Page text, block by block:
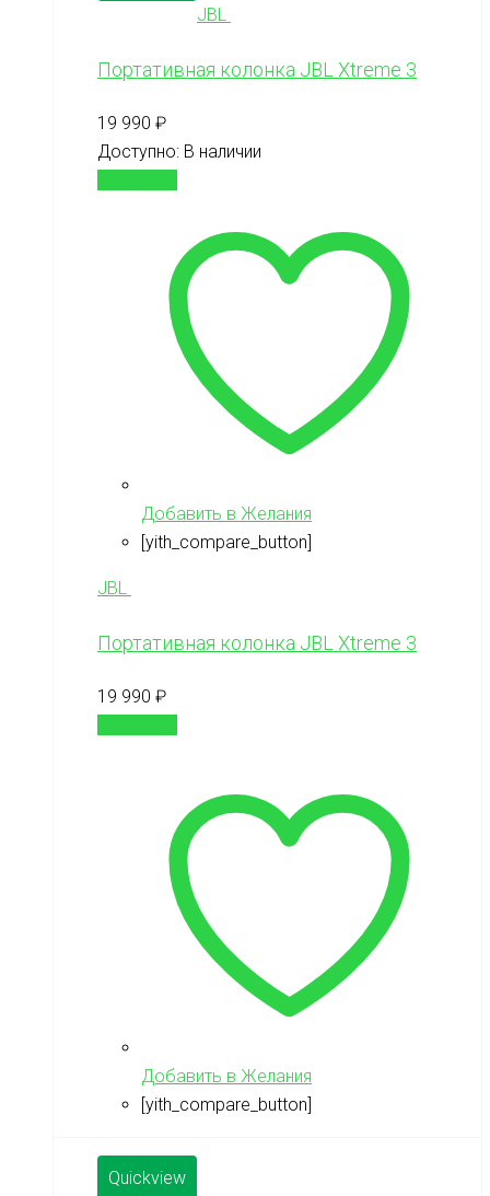
JBL
Портативная колонка JBL Xtreme 3
19 990 ₽
Доступно: В наличии
Добавить в Желания
[yith_compare_button]
JBL
Портативная колонка JBL Xtreme 3
19 990 ₽
Добавить в Желания
[yith_compare_button]
Quickview